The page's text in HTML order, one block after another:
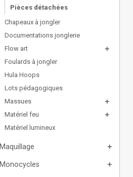
Pièces détachées
Chapeaux à jongler
Documentations jonglerie
Flow art
add
Foulards à jongler
Hula Hoops
Lots pédagogiques
Massues
add
Matériel feu add
Matériel lumineux
Maquillage add
Monocycles add